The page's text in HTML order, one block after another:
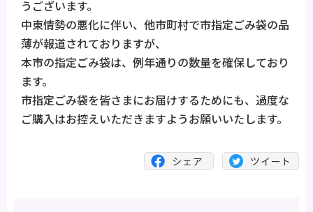
うございます。
中東情勢の悪化に伴い、他市町村で市指定ごみ袋の品
薄が報道されておりますが、
本市の指定ごみ袋は、例年通りの数量を確保しており
ます。
市指定ごみ袋を皆さまにお届けするためにも、過度な
ご購入はお控えいただきますようお願いいたします。